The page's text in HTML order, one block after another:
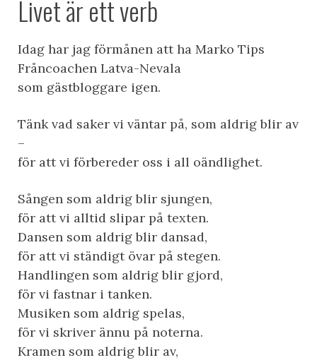
Livet är ett verb
Idag har jag förmånen att ha Marko Tips
Fråncoachen Latva-Nevala​
som gästbloggare igen.
Tänk vad saker vi väntar på, som aldrig blir av
–
för att vi förbereder oss i all oändlighet.
Sången som aldrig blir sjungen,
för att vi alltid slipar på texten.
Dansen som aldrig blir dansad,
för att vi ständigt övar på stegen.
Handlingen som aldrig blir gjord,
för vi fastnar i tanken.
Musiken som aldrig spelas,
för vi skriver ännu på noterna.
Kramen som aldrig blir av,